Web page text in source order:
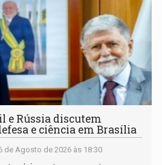
e Rússia discutem
e ciência em Brasília
de Agosto de 2026 às 18:30